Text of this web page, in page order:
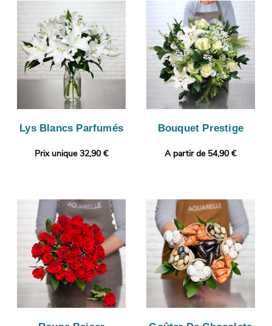
Lys Blancs Parfumés
Prix unique 32,90 €
Bouquet Prestige
A partir de 54,90 €